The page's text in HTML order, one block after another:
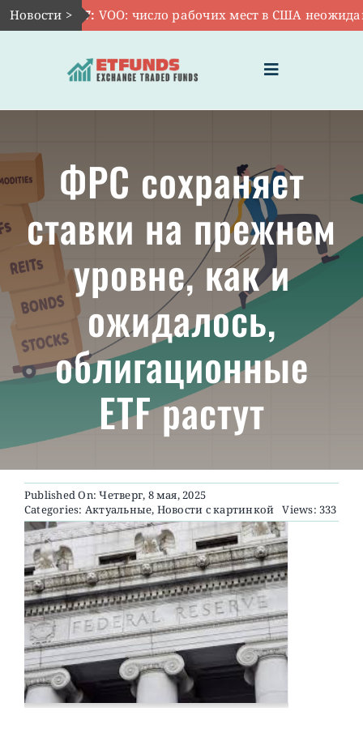
Skip
to
Новости >
Авг 7:VOO: число рабочих мест в США неожиданно
Toggle
Navigation
ЧТО ТАКОЕ ETF
ИНВЕСТИЦИИ В ETF
ТЕМАТИЧЕСКИЕ ETF
АКТУАЛЬНЫЕ
О ПРОЕКТЕ
ФРС сохраняет
ставки на прежнем
уровне, как и
ожидалось,
облигационные
ETF растут
Published On: Четверг, 8 мая, 2025
Categories: Актуальные, Новости с картинкой Views: 333